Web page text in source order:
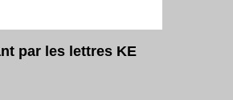
par les lettres KE